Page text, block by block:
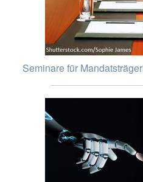
Seminare für